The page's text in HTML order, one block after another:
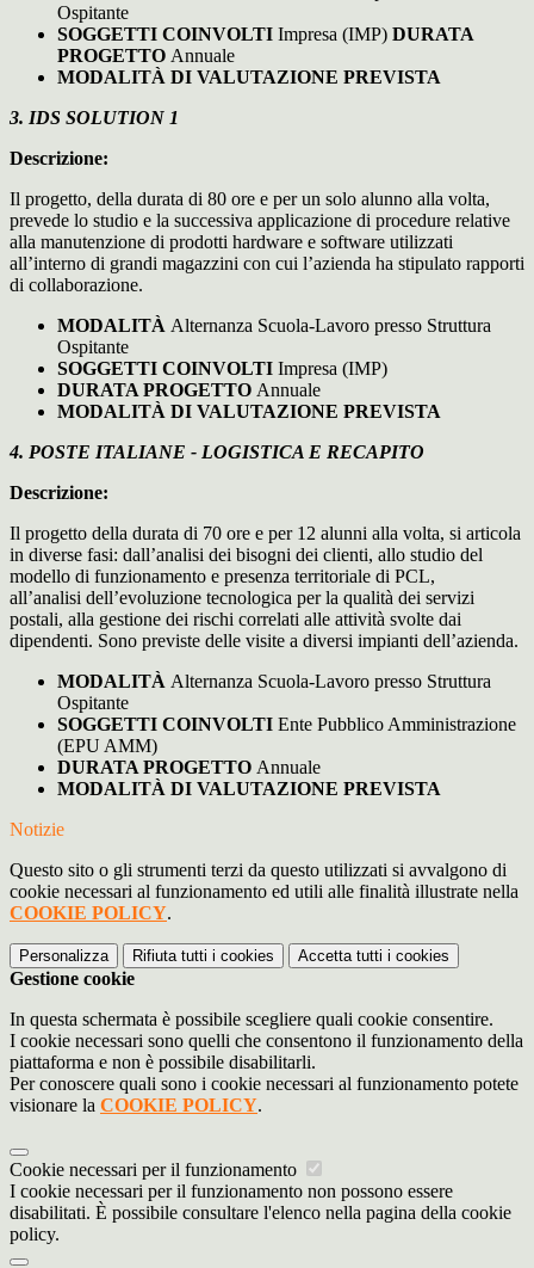
Ospitante
SOGGETTI COINVOLTI Impresa (IMP) DURATA
PROGETTO Annuale
MODALITÀ DI VALUTAZIONE PREVISTA
3. IDS SOLUTION 1
Descrizione:
Il progetto, della durata di 80 ore e per un solo alunno alla volta,
prevede lo studio e la successiva applicazione di procedure relative
alla manutenzione di prodotti hardware e software utilizzati
all’interno di grandi magazzini con cui l’azienda ha stipulato rapporti
di collaborazione.
MODALITÀ Alternanza Scuola-Lavoro presso Struttura
Ospitante
SOGGETTI COINVOLTI Impresa (IMP)
DURATA PROGETTO Annuale
MODALITÀ DI VALUTAZIONE PREVISTA
4. POSTE ITALIANE - LOGISTICA E RECAPITO
Descrizione:
Il progetto della durata di 70 ore e per 12 alunni alla volta, si articola
in diverse fasi: dall’analisi dei bisogni dei clienti, allo studio del
modello di funzionamento e presenza territoriale di PCL,
all’analisi dell’evoluzione tecnologica per la qualità dei servizi
postali, alla gestione dei rischi correlati alle attività svolte dai
dipendenti. Sono previste delle visite a diversi impianti dell’azienda.
MODALITÀ Alternanza Scuola-Lavoro presso Struttura
Ospitante
SOGGETTI COINVOLTI Ente Pubblico Amministrazione
(EPU AMM)
DURATA PROGETTO Annuale
MODALITÀ DI VALUTAZIONE PREVISTA
Notizie
Questo sito o gli strumenti terzi da questo utilizzati si avvalgono di
cookie necessari al funzionamento ed utili alle finalità illustrate nella
COOKIE POLICY.
Personalizza Rifiuta tutti i cookies Accetta tutti i cookies
Gestione cookie
In questa schermata è possibile scegliere quali cookie consentire.
I cookie necessari sono quelli che consentono il funzionamento della
piattaforma e non è possibile disabilitarli.
Per conoscere quali sono i cookie necessari al funzionamento potete
visionare la COOKIE POLICY.
Cookie necessari per il funzionamento
I cookie necessari per il funzionamento non possono essere
disabilitati. È possibile consultare l'elenco nella pagina della cookie
policy.